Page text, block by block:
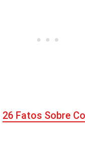
26 Fatos Sobre